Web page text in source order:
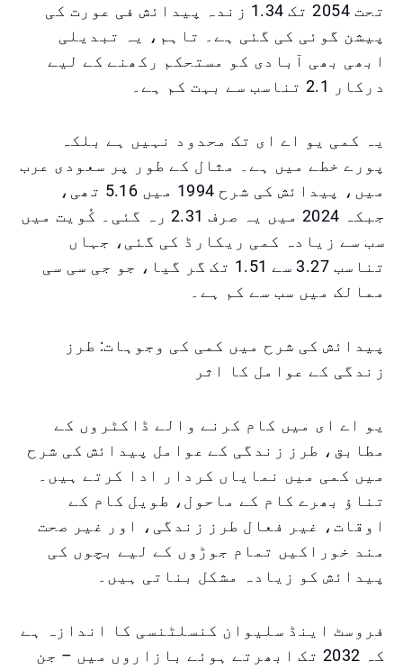
تحت 2054 تک 1.34 زندہ پیدائش فی عورت کی
پیشن گوئی کی گئی ہے۔ تاہم، یہ تبدیلی
ابھی بھی آبادی کو مستحکم رکھنے کے لیے
درکار 2.1 تناسب سے بہت کم ہے۔
یہ کمی یو اے ای تک محدود نہیں ہے بلکہ
پورے خطے میں ہے۔ مثال کے طور پر سعودی عرب
میں، پیدائش کی شرح 1994 میں 5.16 تھی،
جبکہ 2024 میں یہ صرف 2.31 رہ گئی۔ کُویت میں
سب سے زیادہ کمی ریکارڈ کی گئی، جہاں
تناسب 3.27 سے 1.51 تک گر گیا، جو جی سی سی
ممالک میں سب سے کم ہے۔
پیدائش کی شرح میں کمی کی وجوہات: طرز
زندگی کے عوامل کا اثر
یو اے ای میں کام کرنے والے ڈاکٹروں کے
مطابق، طرز زندگی کے عوامل پیدائش کی شرح
میں کمی میں نمایاں کردار ادا کرتے ہیں۔
تناؤ بھرے کام کے ماحول، طویل کام کے
اوقات، غیر فعال طرز زندگی، اور غیر صحت
مند خوراکیں تمام جوڑوں کے لیے بچوں کی
پیدائش کو زیادہ مشکل بناتی ہیں۔
فروسٹ اینڈ سلیوان کنسلٹنسی کا اندازہ ہے
کہ 2032 تک ابھرتے ہوئے بازاروں میں – جن